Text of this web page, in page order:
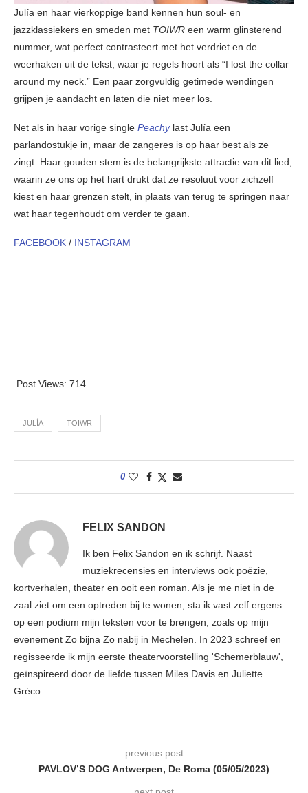
Julía en haar vierkoppige band kennen hun soul- en
jazzklassiekers en smeden met TOIWR een warm glinsterend
nummer, wat perfect contrasteert met het verdriet en de
weerhaken uit de tekst, waar je regels hoort als “I lost the collar
around my neck.” Een paar zorgvuldig getimede wendingen
grijpen je aandacht en laten die niet meer los.
Net als in haar vorige single Peachylast Julía een
parlandostukje in, maar de zangeres is op haar best als ze
zingt. Haar gouden stem is de belangrijkste attractie van dit lied,
waarin ze ons op het hart drukt dat ze resoluut voor zichzelf
kiest en haar grenzen stelt, in plaats van terug te springen naar
wat haar tegenhoudt om verder te gaan.
FACEBOOK / INSTAGRAM
Post Views: 714
JULÍA TOIWR
0
FELIX SANDON
Ik ben Felix Sandon en ik schrijf. Naast
muziekrecensies en interviews ook poëzie,
kortverhalen, theater en ooit een roman. Als je me niet in de
zaal ziet om een optreden bij te wonen, sta ik vast zelf ergens
op een podium mijn teksten voor te brengen, zoals op mijn
evenement Zo bijna Zo nabij in Mechelen. In 2023 schreef en
regisseerde ik mijn eerste theatervoorstelling 'Schemerblauw',
geïnspireerd door de liefde tussen Miles Davis en Juliette
Gréco.
previous post
PAVLOV’S DOG Antwerpen, De Roma (05/05/2023)